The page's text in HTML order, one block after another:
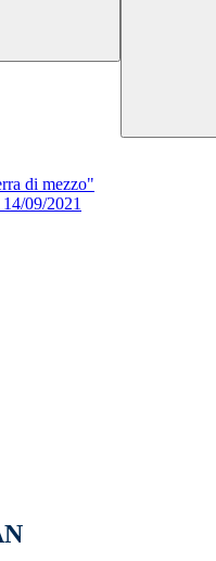
di mezzo"
09/2021